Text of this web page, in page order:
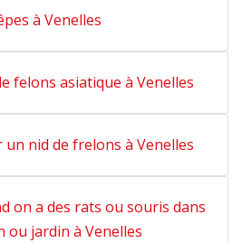
à Venelles
felons asiatique à Venelles
nid de frelons à Venelles
on a des rats ou souris dans
ou jardin à Venelles